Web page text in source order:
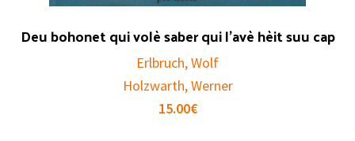
Deu bohonet qui volè saber qui l’avè hèit suu cap
Erlbruch, Wolf
Holzwarth, Werner
15.00€